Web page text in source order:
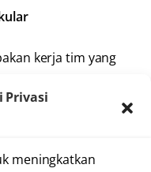
Privasi
meningkatkan
kerja tim yang
tubuh pasien,
sirkulasi darah